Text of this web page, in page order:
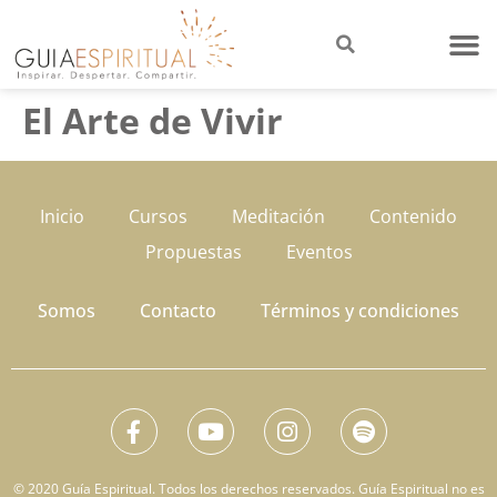
El Arte de Vivir
Inicio Cursos Meditación
Contenido
Propuestas
Eventos
Somos Contacto Términos y condiciones
© 2020 Guía Espiritual. Todos los derechos reservados. Guía Espiritual no es